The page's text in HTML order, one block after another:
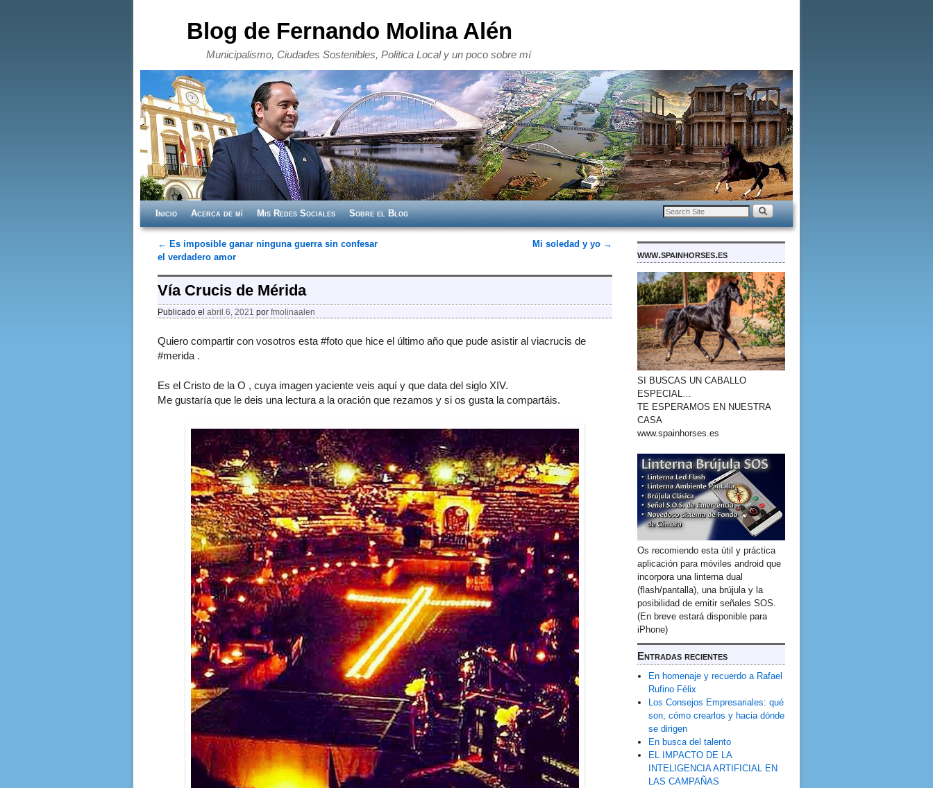
Blog de Fernando Molina Alén
Municipalismo, Ciudades Sostenibles, Politica Local y un poco sobre mí
Inicio Acerca de mí Mis Redes Sociales Sobre el Blog
Navegador de artículos
← Es imposible ganar ninguna guerra sin confesar
el verdadero amor
Mi soledad y yo →
Vía Crucis de Mérida
Publicado el abril 6, 2021 por fmolinaalen
Quiero compartir con vosotros esta #foto que hice el último año que pude asistir al viacrucis de
#merida .
Es el Cristo de la O , cuya imagen yaciente veis aquí y que data del siglo XIV.
Me gustaría que le deis una lectura a la oración que rezamos y si os gusta la compartáis.
www.spainhorses.es
SI BUSCAS UN CABALLO
ESPECIAL…
TE ESPERAMOS EN NUESTRA
CASA
www.spainhorses.es
Os recomiendo esta útil y práctica
aplicación para móviles android que
incorpora una linterna dual
(flash/pantalla), una brújula y la
posibilidad de emitir señales SOS.
(En breve estará disponible para
iPhone)
Entradas recientes
En homenaje y recuerdo a Rafael
Rufino Félix
Los Consejos Empresariales: qué
son, cómo crearlos y hacia dónde
se dirigen
En busca del talento
EL IMPACTO DE LA
INTELIGENCIA ARTIFICIAL EN
LAS CAMPAÑAS